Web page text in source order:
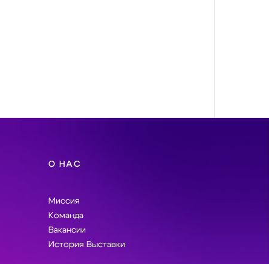
О НАС
Миссия
Команда
Вакансии
История Выставки